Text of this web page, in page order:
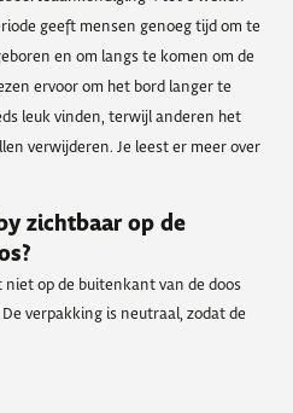
geeft mensen genoeg tijd om te
en om langs te komen om de
ervoor om het bord langer te
leuk vinden, terwijl anderen het
verwijderen. Je leest er meer over
zichtbaar op de
niet op de buitenkant van de doos
verpakking is neutraal, zodat de